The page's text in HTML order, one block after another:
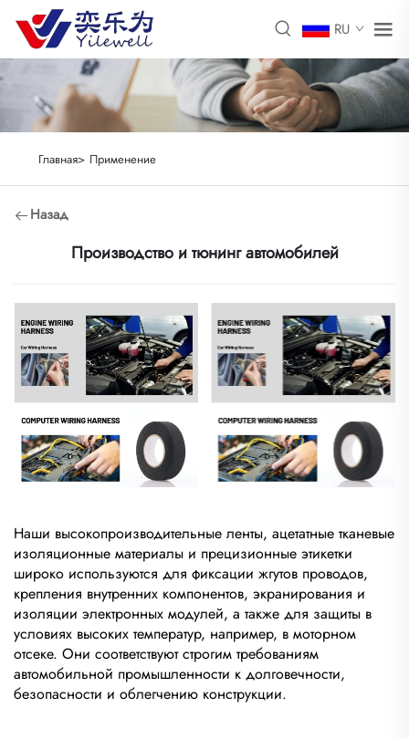
RU
Главная> Применение
Назад
Производство и тюнинг автомобилей
Наши высокопроизводительные ленты, ацетатные тканевые
изоляционные материалы и прецизионные этикетки
широко используются для фиксации жгутов проводов,
крепления внутренних компонентов, экранирования и
изоляции электронных модулей, а также для защиты в
условиях высоких температур, например, в моторном
отсеке. Они соответствуют строгим требованиям
автомобильной промышленности к долговечности,
безопасности и облегчению конструкции.